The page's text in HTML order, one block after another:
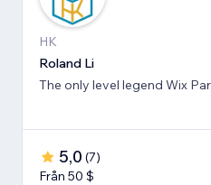
HK
Roland Li
The only level legend Wix
5,0 (7)
Från 50 $